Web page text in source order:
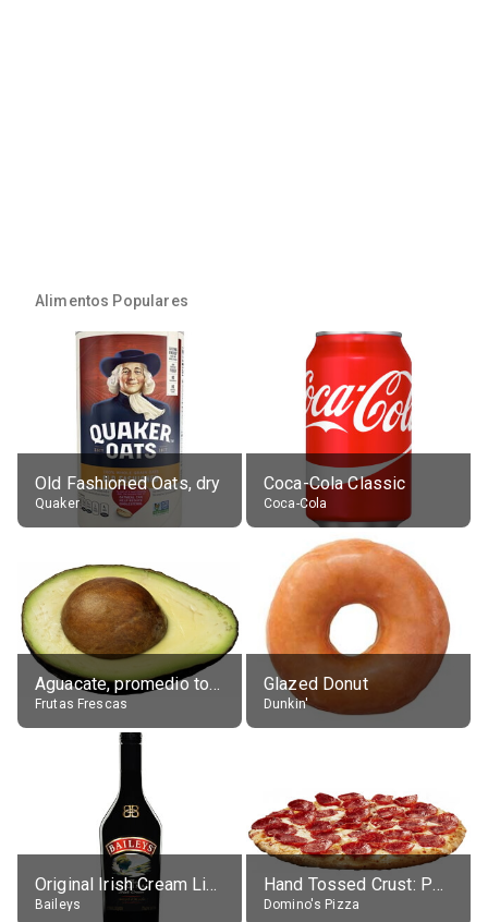
Alimentos Populares
Old Fashioned Oats, dry
Quaker
Coca-Cola Classic
Coca-Cola
Aguacate, promedio todos variedades, crudo
Frutas Frescas
Glazed Donut
Dunkin'
Original Irish Cream Liqueur (17% alc.)
Baileys
Hand Tossed Crust: Pepperoni Pizza (Large 14")
Domino's Pizza